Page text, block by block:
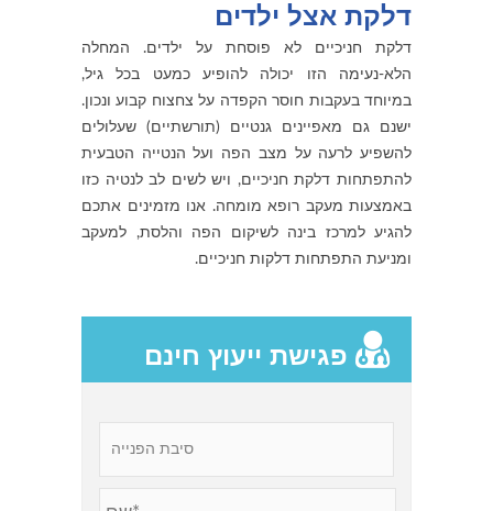
דלקת אצל ילדים
דלקת חניכיים לא פוסחת על ילדים. המחלה
הלא-נעימה הזו יכולה להופיע כמעט בכל גיל,
במיוחד בעקבות חוסר הקפדה על צחצוח קבוע ונכון.
ישנם גם מאפיינים גנטיים (תורשתיים) שעלולים
להשפיע לרעה על מצב הפה ועל הנטייה הטבעית
להתפתחות דלקת חניכיים, ויש לשים לב לנטיה כזו
באמצעות מעקב רופא מומחה. אנו מזמינים אתכם
להגיע למרכז בינה לשיקום הפה והלסת, למעקב
ומניעת התפתחות דלקות חניכיים.
פגישת ייעוץ חינם